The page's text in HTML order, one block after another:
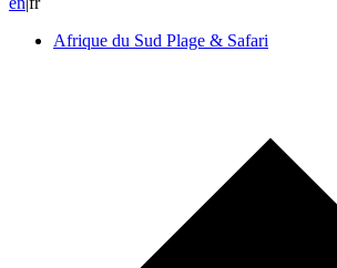
Afrique du Sud Plage & Safari